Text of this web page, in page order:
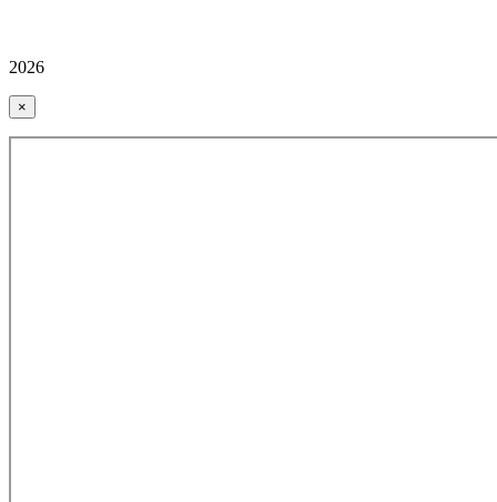
2026
×